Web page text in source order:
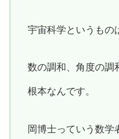
宇宙科学というもの
数の調和、角度の調
根本なんです。
岡博士っていう数学